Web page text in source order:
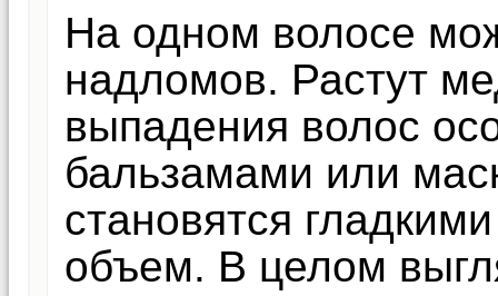
На одном волосе
надломов. Растут
выпадения волос
бальзамами или
становятся
объем. В целом